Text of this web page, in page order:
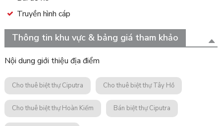
Truyền hình cáp
Thông tin khu vực & bảng giá tham khảo
Nội dung giới thiệu địa điểm
Cho thuê biệt thự Ciputra Cho thuê biệt thự Tây Hồ
Cho thuê biệt thự Hoàn Kiếm Bán biệt thự Ciputra